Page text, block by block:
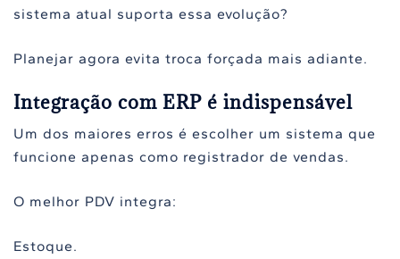
sistema atual suporta essa evolução?
Planejar agora evita troca forçada mais adiante.
Integração com ERP é indispensável
Um dos maiores erros é escolher um sistema que
funcione apenas como registrador de vendas.
O melhor PDV integra:
Estoque.